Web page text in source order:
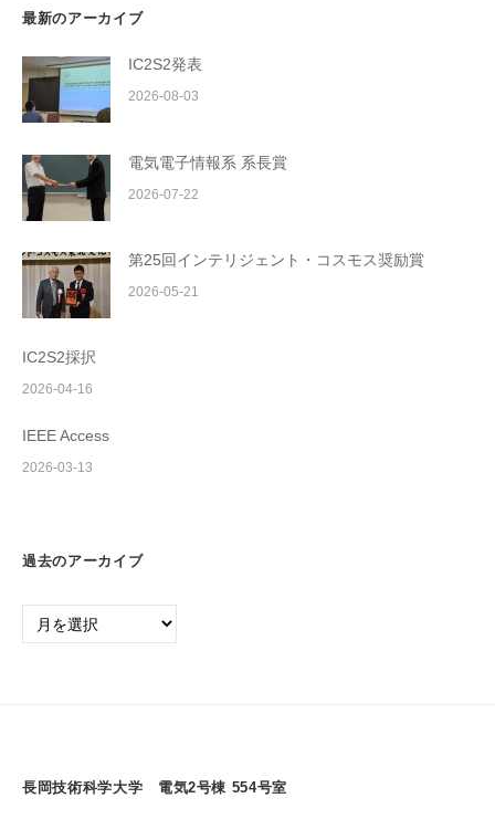
最新のアーカイブ
IC2S2発表
2026-08-03
電気電子情報系 系長賞
2026-07-22
第25回インテリジェント・コスモス奨励賞
2026-05-21
IC2S2採択
2026-04-16
IEEE Access
2026-03-13
過去のアーカイブ
過
ブ
長岡技術科学大学 電気2号棟 554号室